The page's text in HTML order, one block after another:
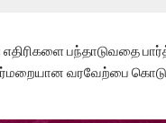
எதிரிகளை பந்தாடுவதை
வரவேற்பை